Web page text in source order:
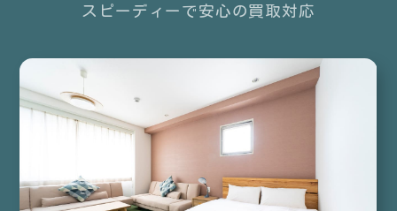
スピーディーで安心の買取対応